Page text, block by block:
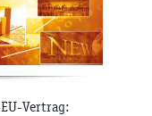
Vertrag: